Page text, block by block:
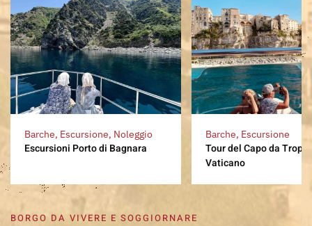
Barche, Escursione, Noleggio
Escursioni Porto di Bagnara
Barche, Escursione
Tour del Capo da
Vaticano
BORGO DA VIVERE E SOGGIORNARE